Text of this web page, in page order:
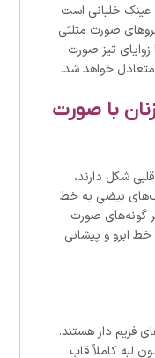
عینک خلبانی است
صورت مثلثی
تیز صورت
خواهد شد.
با صورت
شکل دارند،
بیضی به خط
گونه‌های صورت
ابرو و پیشانی
فریم دار هستند.
لبه کاملاً قاب